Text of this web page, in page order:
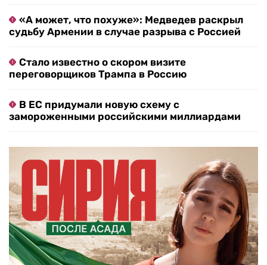
«А может, что похуже»: Медведев раскрыл
судьбу Армении в случае разрыва с Россией
Стало известно о скором визите
переговорщиков Трампа в Россию
В ЕС придумали новую схему с
замороженными российскими миллиардами